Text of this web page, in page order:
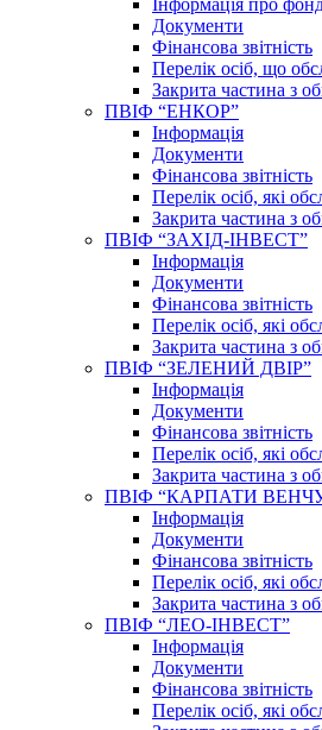
Інформація про
Документи
Фінансова звітність
Перелік осіб, що
Закрита частина з
ПВІФ “ЕНКОР”
Інформація
Документи
Фінансова звітність
Перелік осіб, які
Закрита частина з
ПВІФ “ЗАХІД-ІНВЕСТ”
Інформація
Документи
Фінансова звітність
Перелік осіб, які
Закрита частина з
ПВІФ “ЗЕЛЕНИЙ ДВІР”
Інформація
Документи
Фінансова звітність
Перелік осіб, які
Закрита частина з
ПВІФ “КАРПАТИ
Інформація
Документи
Фінансова звітність
Перелік осіб, які
Закрита частина з
ПВІФ “ЛЕО-ІНВЕСТ”
Інформація
Документи
Фінансова звітність
Перелік осіб, які